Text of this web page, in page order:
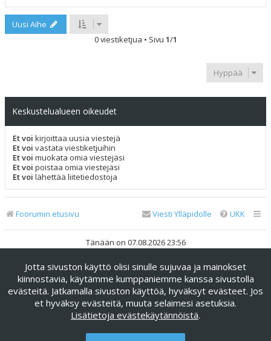
Uusi Aihe
0 viestiketjua • Sivu 1/1
Hyppää
Keskustelualueen oikeudet
Et voi kirjoittaa uusia viestejä
Et voi vastata viestiketjuihin
Et voi muokata omia viestejäsi
Et voi poistaa omia viestejäsi
Et voi lähettää liitetiedostoja
Foorumin etusivu UKK
Viesti Ylläpidolle
Tänään on 07.08.2026 23:56
Keskustelufoorumin ohjelmistophpBB® Forum Software ©
phpBB Limited
Käännös: phpBB Suomi (lurttinen, harritapio, Pettis)
phpBB Metro Theme byPixelGoose Studio
Yksityisyys|Ehdot
Jotta sivuston käyttö olisi sinulle sujuvaa ja mainokset
kiinnostavia, käytämme kumppaniemme kanssa sivustolla
evästeitä. Jatkamalla sivuston käyttöä, hyväksyt evästeet. Jos
et hyväksy evästeitä, muuta selaimesi asetuksia.
Lisätietoja evästekäytännöistä.